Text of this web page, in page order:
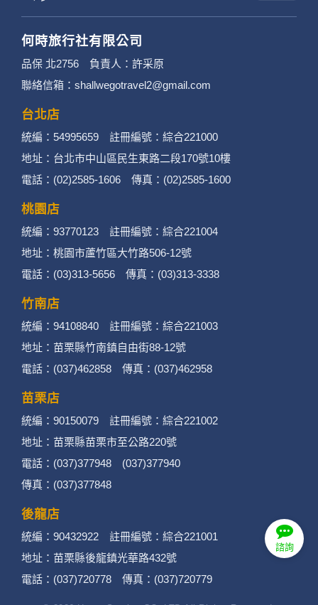
個別的隱私權保護政策，其資料處理措施不適用
3. 您個人在何時旅行社有限公司旗下網站上的聊
天室或討論區中任意公開個人資料的行為，在非
經加密的保護下，不適用於何時旅行社有限公司
隱私權保護政策。
二、個資蒐集處理利用
2. 蒐集目的：提供本公司相關服務、行銷、客戶
管理、會員管理及其他與第三人合作之行銷推廣
活動。
3. 個人資料類別：
辨識個人者(包含但不限於中英文姓名、地
號、社群．媒體帳號、網路平台申請之帳
號及其他任何可辨識資料本人者等)。
辨識財務者(包含但不限於金融機構帳戶之
信用卡有效期限、個人之其他號碼或帳戶
政府資料中之辨識者(包含但不限於身分證
諮詢
何時旅行社有限公司
品保 北2756 負責人：許采原
聯絡信箱：shallwegotravel2@gmail.com
台北店
統編：54995659 註冊編號：綜合221000
地址：台北市中山區民生東路二段170號10樓
電話：(02)2585-1606 傳真：(02)2585-1600
桃園店
統編：93770123 註冊編號：綜合221004
地址：桃園市蘆竹區大竹路506-12號
電話：(03)313-5656 傳真：(03)313-3338
竹南店
統編：94108840 註冊編號：綜合221003
地址：苗栗縣竹南鎮自由街88-12號
電話：(037)462858 傳真：(037)462958
苗栗店
統編：90150079 註冊編號：綜合221002
地址：苗栗縣苗栗市至公路220號
電話：(037)377948 (037)377940
傳真：(037)377848
後龍店
統編：90432922 註冊編號：綜合221001
地址：苗栗縣後龍鎮光華路432號
電話：(037)720778 傳真：(037)720779